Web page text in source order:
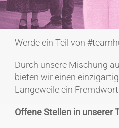
Werde ein Teil von
Durch unsere Mischung
bieten wir einen
Langeweile ein
Offene Stellen in unserer